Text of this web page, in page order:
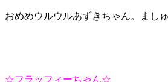
おめめウルウルあずきちゃん。まし
☆フラッフィーちゃん☆